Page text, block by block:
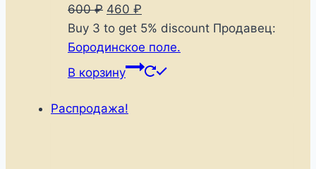
600₽ Первоначальная
цена
составляла
600 ₽.
460 ₽
цена:
460 ₽.
Buy 3 to get 5% discount Продавец:
Бородинское поле.
В корзину
Распродажа!